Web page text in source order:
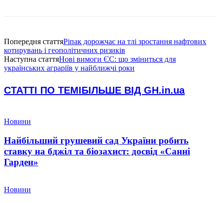
Попередня статтяРіпак дорожчає на тлі зростання нафтових
котирувань і геополітичних ризиків
Наступна статтяНові вимоги ЄС: що зміниться для
українських аграріїв у найближчі роки
СТАТТІ ПО ТЕМІБІЛЬШЕ ВІД GH.in.ua
Новини
Найбільший грушевий сад України робить
ставку на бджіл та біозахист: досвід «Санні
Гарден»
Новини